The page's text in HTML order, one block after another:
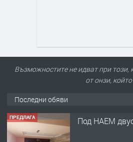
Възможностите не идват при този,
от онзи,
Последни обяви
ПРЕДЛАГА Под НАЕМ